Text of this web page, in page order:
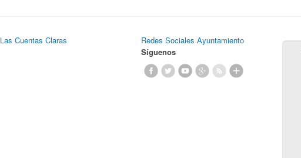
Las Cuentas Claras
Redes Sociales Ayuntamiento
Síguenos